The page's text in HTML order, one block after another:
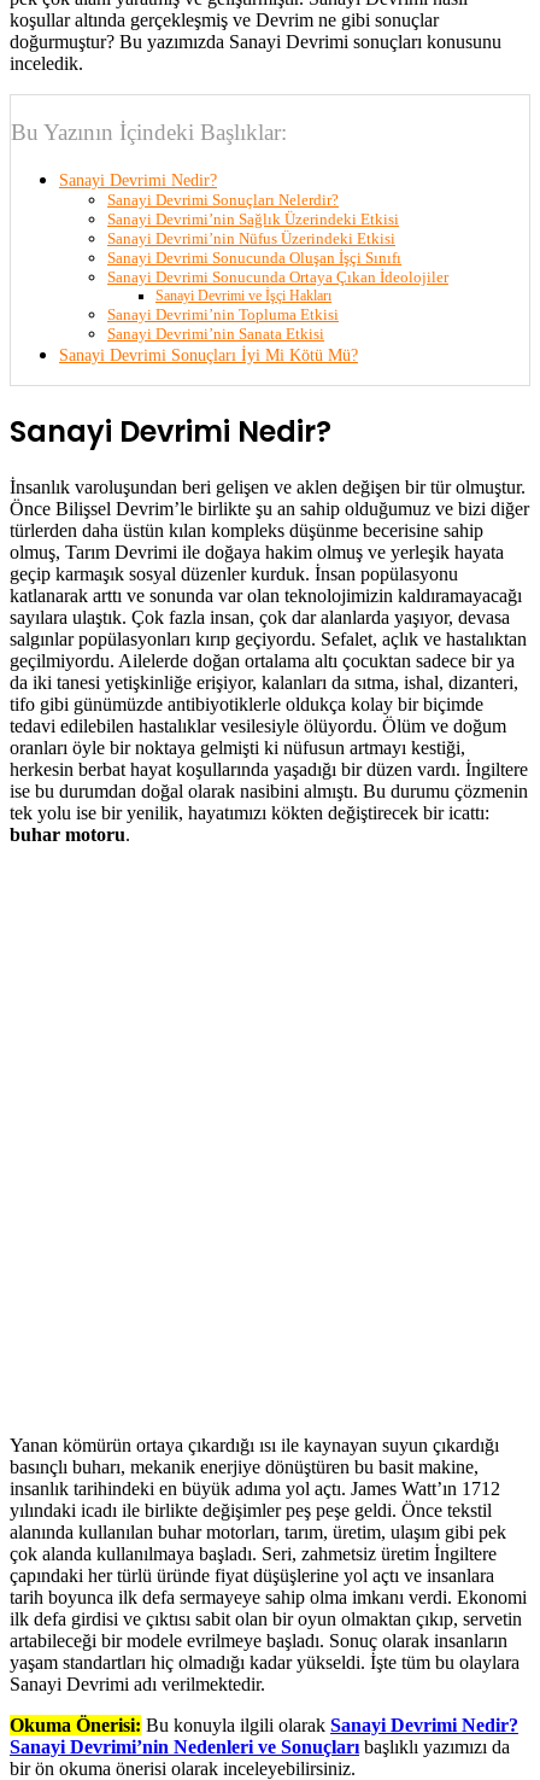
koşullar altında gerçekleşmiş ve Devrim ne gibi sonuçlar
doğurmuştur? Bu yazımızda Sanayi Devrimi sonuçları konusunu
inceledik.
Bu Yazının İçindeki Başlıklar:
Sanayi Devrimi Nedir?
Sanayi Devrimi Sonuçları Nelerdir?
Sanayi Devrimi’nin Sağlık Üzerindeki Etkisi
Sanayi Devrimi’nin Nüfus Üzerindeki Etkisi
Sanayi Devrimi Sonucunda Oluşan İşçi Sınıfı
Sanayi Devrimi Sonucunda Ortaya Çıkan İdeolojiler
Sanayi Devrimi ve İşçi Hakları
Sanayi Devrimi’nin Topluma Etkisi
Sanayi Devrimi’nin Sanata Etkisi
Sanayi Devrimi Sonuçları İyi Mi Kötü Mü?
Sanayi Devrimi Nedir?
İnsanlık varoluşundan beri gelişen ve aklen değişen bir tür olmuştur.
Önce Bilişsel Devrim’le birlikte şu an sahip olduğumuz ve bizi diğer
türlerden daha üstün kılan kompleks düşünme becerisine sahip
olmuş, Tarım Devrimi ile doğaya hakim olmuş ve yerleşik hayata
geçip karmaşık sosyal düzenler kurduk. İnsan popülasyonu
katlanarak arttı ve sonunda var olan teknolojimizin kaldıramayacağı
sayılara ulaştık. Çok fazla insan, çok dar alanlarda yaşıyor, devasa
salgınlar popülasyonları kırıp geçiyordu. Sefalet, açlık ve hastalıktan
geçilmiyordu. Ailelerde doğan ortalama altı çocuktan sadece bir ya
da iki tanesi yetişkinliğe erişiyor, kalanları da sıtma, ishal, dizanteri,
tifo gibi günümüzde antibiyotiklerle oldukça kolay bir biçimde
tedavi edilebilen hastalıklar vesilesiyle ölüyordu. Ölüm ve doğum
oranları öyle bir noktaya gelmişti ki nüfusun artmayı kestiği,
herkesin berbat hayat koşullarında yaşadığı bir düzen vardı. İngiltere
ise bu durumdan doğal olarak nasibini almıştı. Bu durumu çözmenin
tek yolu ise bir yenilik, hayatımızı kökten değiştirecek bir icattı:
buhar motoru.
Yanan kömürün ortaya çıkardığı ısı ile kaynayan suyun çıkardığı
basınçlı buharı, mekanik enerjiye dönüştüren bu basit makine,
insanlık tarihindeki en büyük adıma yol açtı. James Watt’ın 1712
yılındaki icadı ile birlikte değişimler peş peşe geldi. Önce tekstil
alanında kullanılan buhar motorları, tarım, üretim, ulaşım gibi pek
çok alanda kullanılmaya başladı. Seri, zahmetsiz üretim İngiltere
çapındaki her türlü üründe fiyat düşüşlerine yol açtı ve insanlara
tarih boyunca ilk defa sermayeye sahip olma imkanı verdi. Ekonomi
ilk defa girdisi ve çıktısı sabit olan bir oyun olmaktan çıkıp, servetin
artabileceği bir modele evrilmeye başladı. Sonuç olarak insanların
yaşam standartları hiç olmadığı kadar yükseldi. İşte tüm bu olaylara
Sanayi Devrimi adı verilmektedir.
Okuma Önerisi: Bu konuyla ilgili olarak Sanayi Devrimi Nedir?
Sanayi Devrimi’nin Nedenleri ve Sonuçları başlıklı yazımızı da
bir ön okuma önerisi olarak inceleyebilirsiniz.